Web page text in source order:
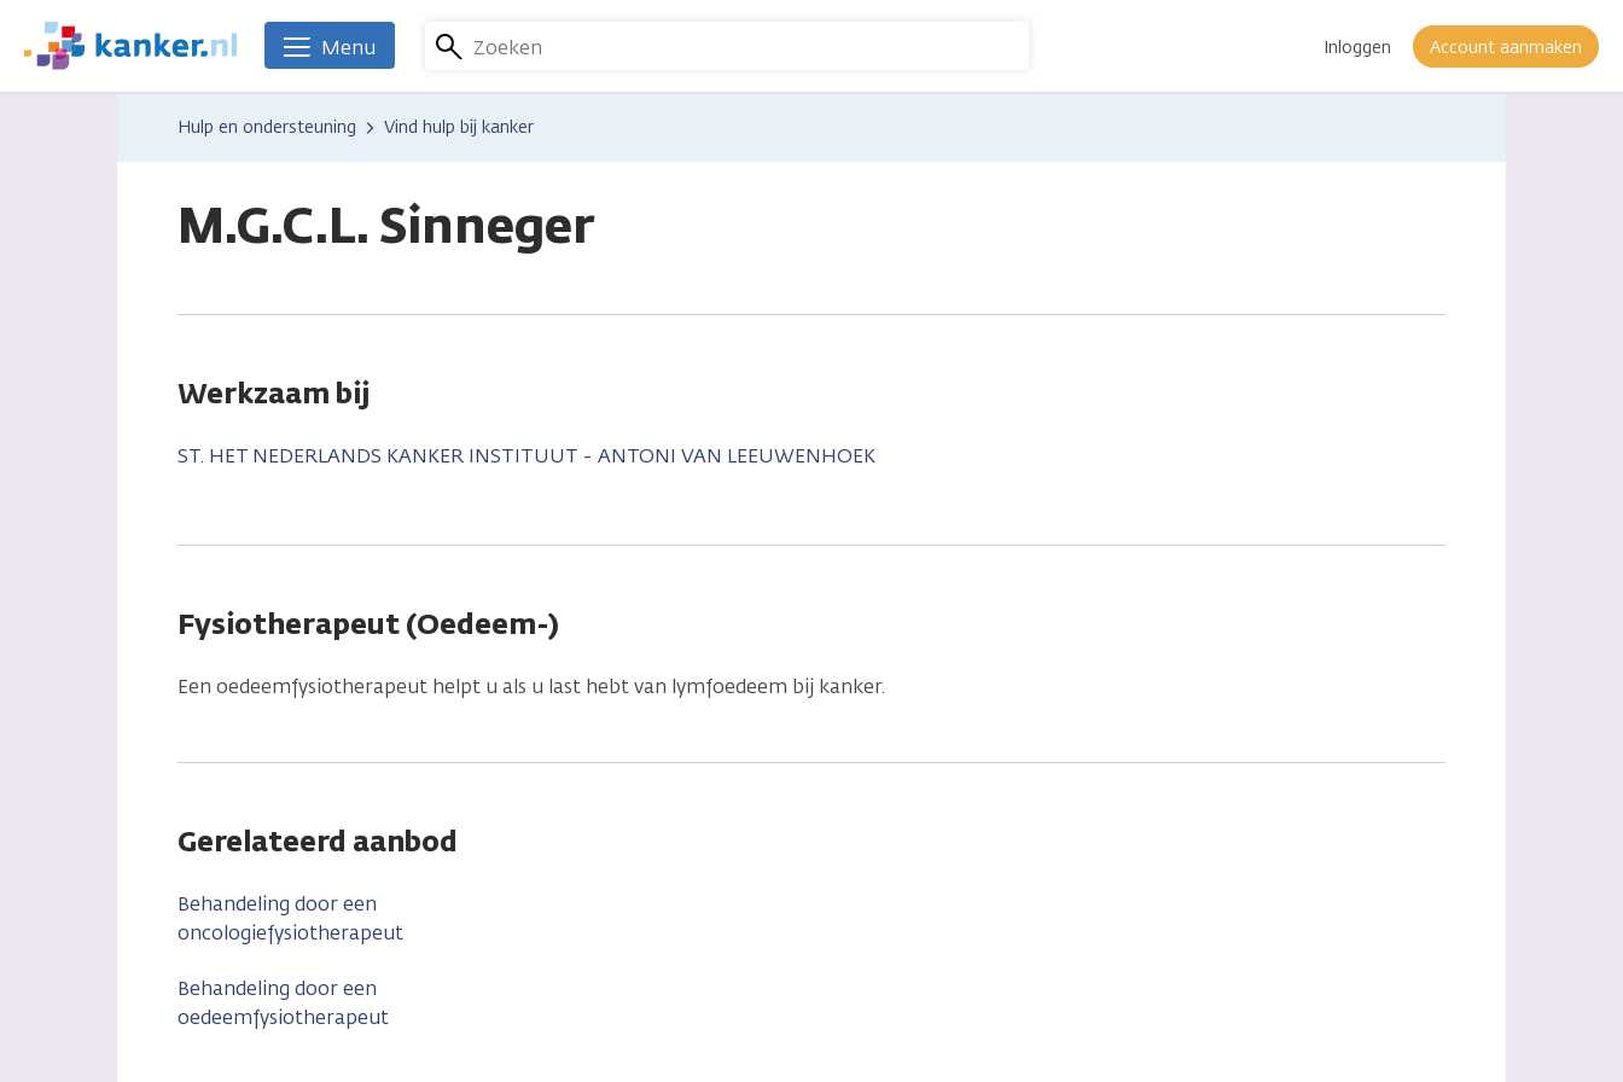
naar
We
zijn
Kanker.nl
Zoeken Inloggen Account aanmaken
Menu
Hulp en ondersteuning Vind hulp bij kanker
M.G.C.L. Sinneger
Werkzaam bij
ST. HET NEDERLANDS KANKER INSTITUUT - ANTONI VAN LEEUWENHOEK
Fysiotherapeut (Oedeem-)
Een oedeemfysiotherapeut helpt u als u last hebt van lymfoedeem bij kanker.
Gerelateerd aanbod
Behandeling door een
oncologiefysiotherapeut
Behandeling door een
oedeemfysiotherapeut